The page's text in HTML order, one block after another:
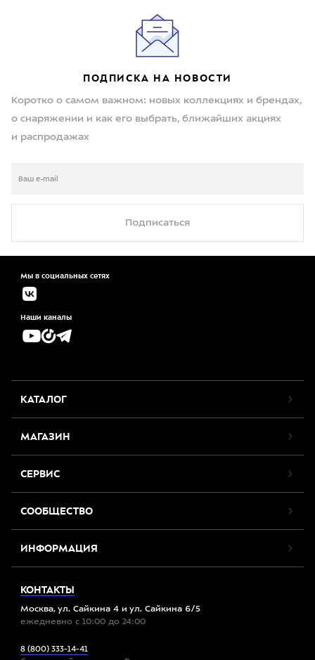
ПОДПИСКА НА НОВОСТИ
Коротко о самом важном: новых коллекциях и брендах,
о снаряжении и как его выбрать, ближайших акциях
и распродажах
Подписаться
Мы в социальных сетях
Наши каналы
КАТАЛОГ
МАГАЗИН
СЕРВИС
СООБЩЕСТВО
ИНФОРМАЦИЯ
КОНТАКТЫ
Москва, ул. Сайкина 4 и ул. Сайкина 6/5
ежедневно с 10:00 до 24:00
8 (800) 333-14-41